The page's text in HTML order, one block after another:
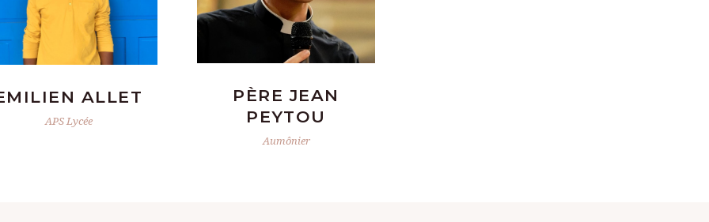
ALLET
APS Lycée
PÈRE JEAN
PEYTOU
Aumônier